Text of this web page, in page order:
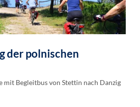
der polnischen
mit Begleitbus von Stettin nach Danzig